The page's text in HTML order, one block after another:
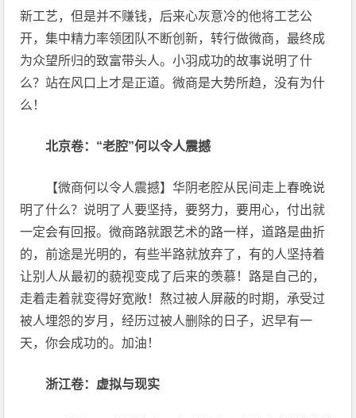
新工艺，但是并不赚钱，后来心灰意冷的他将工艺公
开，集中精力率领团队不断创新，转行做微商，最终成
为众望所归的致富带头人。小羽成功的故事说明了什
么？站在风口上才是正道。微商是大势所趋，没有为什
么！
北京卷：“老腔”何以令人震撼
【微商何以令人震撼】华阴老腔从民间走上春晚说
明了什么？说明了人要坚持，要努力，要用心，付出就
一定会有回报。微商路就跟艺术的路一样，道路是曲折
的，前途是光明的，有些半路就放弃了，有的人坚持着
让别人从最初的藐视变成了后来的羡慕！路是自己的，
走着走着就变得好宽敞！熬过被人屏蔽的时期，承受过
被人埋怨的岁月，经历过被人删除的日子，迟早有一
天，你会成功的。加油！
浙江卷：虚拟与现实